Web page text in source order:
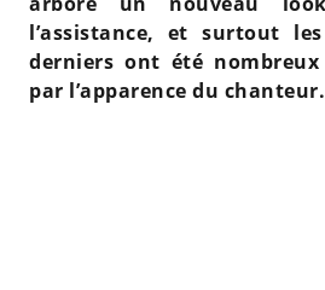
l’assistance, et surtout
derniers ont été
par l’apparence du chanteur.